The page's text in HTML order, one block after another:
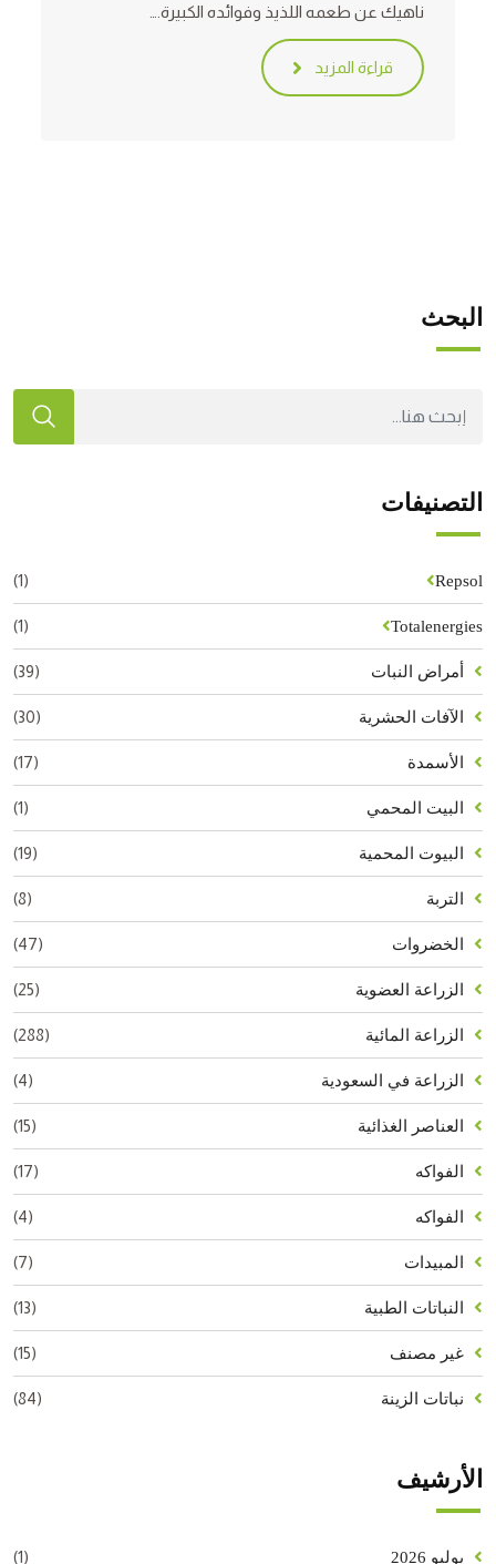
ناهيك عن طعمه اللذيذ وفوائده الكبيرة.…
قراءة المزيد
البحث
التصنيفات
Repsol
(1)
Totalenergies
(1)
أمراض النبات (39)
الآفات الحشرية (30)
الأسمدة (17)
البيت المحمي (1)
البيوت المحمية (19)
التربة (8)
الخضروات (47)
الزراعة العضوية (25)
الزراعة المائية (288)
الزراعة في السعودية (4)
العناصر الغذائية (15)
الفواكه (17)
الفواكه (4)
المبيدات (7)
النباتات الطبية (13)
غير مصنف (15)
نباتات الزينة (84)
الأرشيف
يوليو 2026 (1)